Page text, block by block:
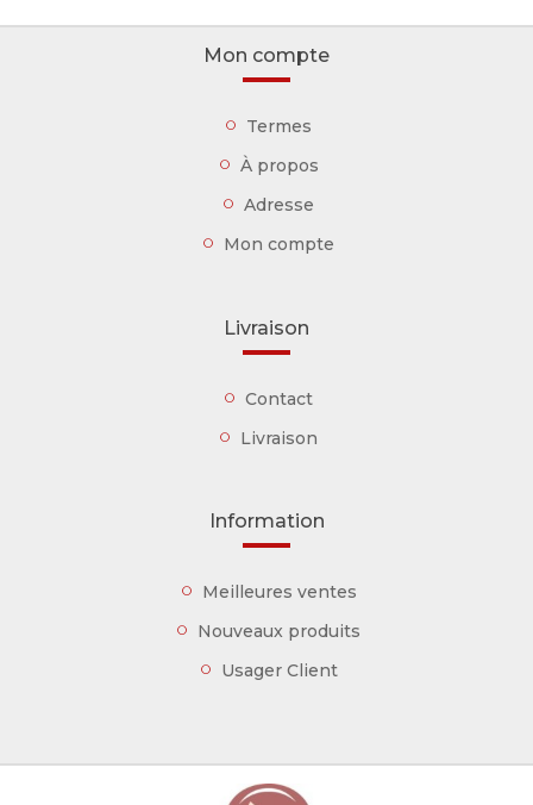
Mon compte
Termes
À propos
Adresse
Mon compte
Livraison
Contact
Livraison
Information
Meilleures ventes
Nouveaux produits
Usager Client